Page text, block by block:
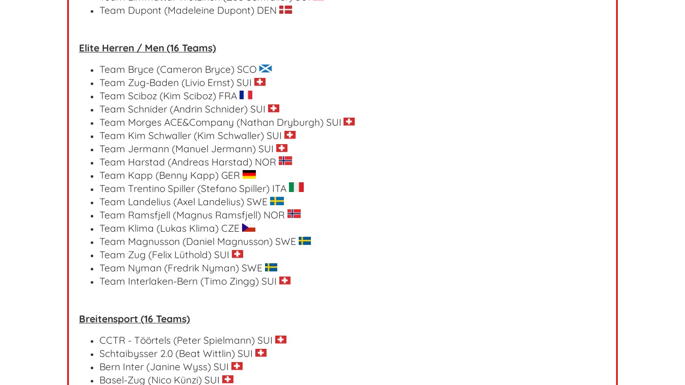
Team Dupont (Madeleine Dupont) DEN
Elite Herren / Men (16 Teams)
Team Bryce (Cameron Bryce) SCO
Team Zug-Baden (Livio Ernst) SUI
Team Sciboz (Kim Sciboz) FRA
Team Schnider (Andrin Schnider) SUI
Team Morges ACE&Company (Nathan Dryburgh) SUI
Team Kim Schwaller (Kim Schwaller) SUI
Team Jermann (Manuel Jermann) SUI
Team Harstad (Andreas Harstad) NOR
Team Kapp (Benny Kapp) GER
Team Trentino Spiller (Stefano Spiller) ITA
Team Landelius (Axel Landelius) SWE
Team Ramsfjell (Magnus Ramsfjell) NOR
Team Klima (Lukas Klima) CZE
Team Magnusson (Daniel Magnusson) SWE
Team Zug (Felix Lüthold) SUI
Team Nyman (Fredrik Nyman) SWE
Team Interlaken-Bern (Timo Zingg) SUI
Breitensport (16 Teams)
CCTR - Töörtels (Peter Spielmann) SUI
Schtaibysser 2.0 (Beat Wittlin) SUI
Bern Inter (Janine Wyss) SUI
Basel-Zug (Nico Künzi) SUI